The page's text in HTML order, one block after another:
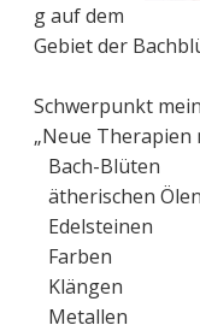
g auf dem
Gebiet der
Schwerpunkt
„Neue Therapien
Bach-Blüten
ätherischen
Edelsteinen
Farben
Klängen
Metallen